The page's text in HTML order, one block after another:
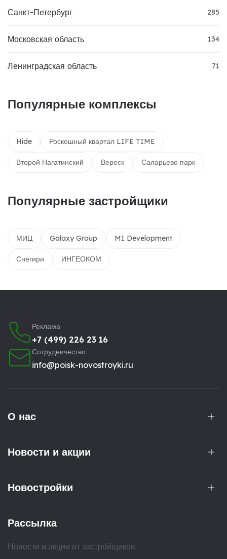
Санкт-Петербург 285
Московская область 134
Ленинградская область 71
Популярные комплексы
Hide Роскошный квартал LIFE TIME
Второй Нагатинский Вереск Саларьево парк
Популярные застройщики
МИЦ Galaxy Group M1 Development
Снегири ИНГЕОКОМ
Реклама
+7 (499) 226 23 16
Сотрудничество
info@poisk-novostroyki.ru
О нас
Новости и акции
Новостройки
Рассылка
Новости и акции от застройщиков